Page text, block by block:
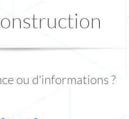
ou d'informations ?